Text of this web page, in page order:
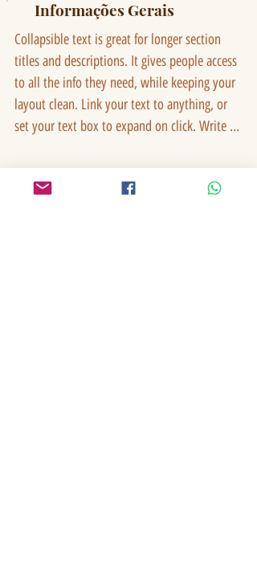
Informações Gerais
Collapsible text is great for longer section
titles and descriptions. It gives people access
to all the info they need, while keeping your
layout clean. Link your text to anything, or
set your text box to expand on click. Write